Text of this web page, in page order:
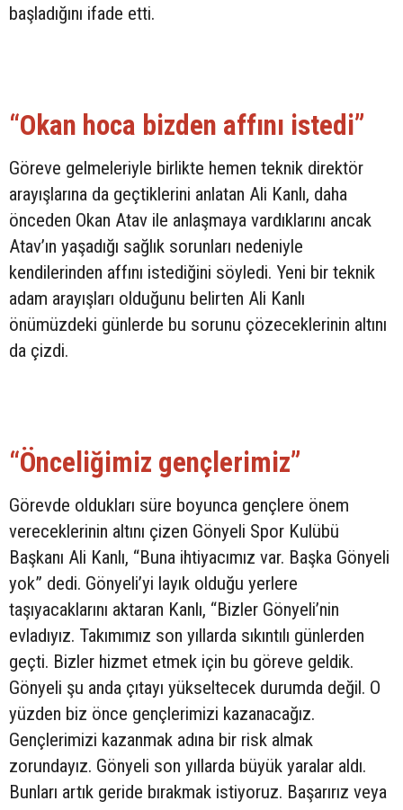
başladığını ifade etti.
“Okan hoca bizden affını istedi”
Göreve gelmeleriyle birlikte hemen teknik direktör
arayışlarına da geçtiklerini anlatan Ali Kanlı, daha
önceden Okan Atav ile anlaşmaya vardıklarını ancak
Atav’ın yaşadığı sağlık sorunları nedeniyle
kendilerinden affını istediğini söyledi. Yeni bir teknik
adam arayışları olduğunu belirten Ali Kanlı
önümüzdeki günlerde bu sorunu çözeceklerinin altını
da çizdi.
“Önceliğimiz gençlerimiz”
Görevde oldukları süre boyunca gençlere önem
vereceklerinin altını çizen Gönyeli Spor Kulübü
Başkanı Ali Kanlı, “Buna ihtiyacımız var. Başka Gönyeli
yok” dedi. Gönyeli’yi layık olduğu yerlere
taşıyacaklarını aktaran Kanlı, “Bizler Gönyeli’nin
evladıyız. Takımımız son yıllarda sıkıntılı günlerden
geçti. Bizler hizmet etmek için bu göreve geldik.
Gönyeli şu anda çıtayı yükseltecek durumda değil. O
yüzden biz önce gençlerimizi kazanacağız.
Gençlerimizi kazanmak adına bir risk almak
zorundayız. Gönyeli son yıllarda büyük yaralar aldı.
Bunları artık geride bırakmak istiyoruz. Başarırız veya